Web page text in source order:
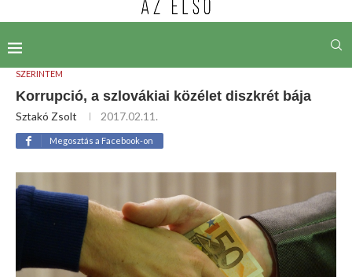
SZERINTEM
Korrupció, a szlovákiai közélet diszkrét bája
Sztakó Zsolt 2017.02.11.
Megosztás a Facebook-on